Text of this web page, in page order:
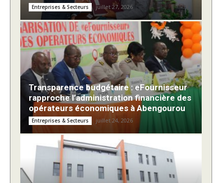
Entreprises & Secteurs juillet 27, 2026
Transparence budgétaire : eFournisseur
rapproche l’administration financière des
opérateurs économiques à Abengourou
Entreprises & Secteurs juillet 24, 2026